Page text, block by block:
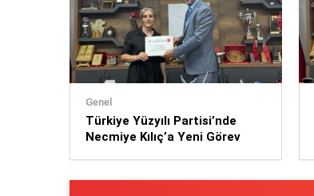
Genel
Türkiye Yüzyılı Partisi’nde
Necmiye Kılıç’a Yeni Görev